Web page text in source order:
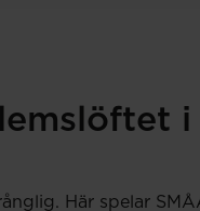
Här spelar